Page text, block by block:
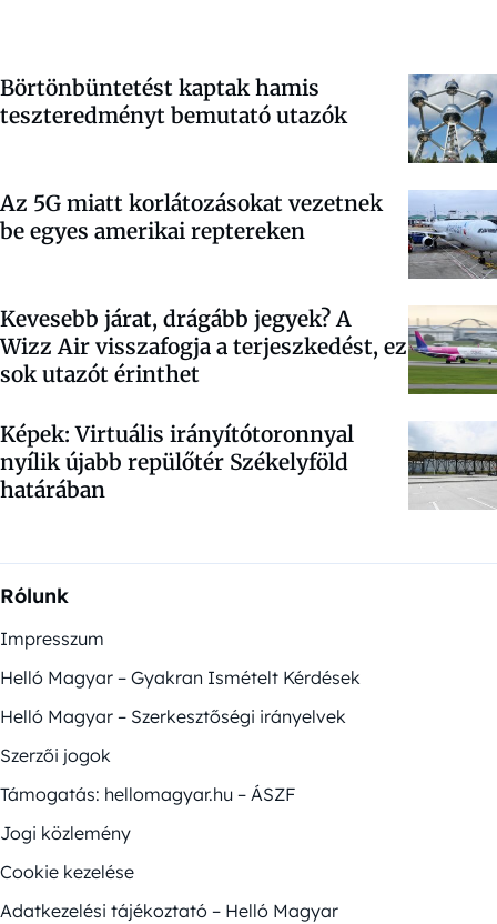
Börtönbüntetést kaptak hamis
teszteredményt bemutató utazók
Az 5G miatt korlátozásokat vezetnek
be egyes amerikai reptereken
Kevesebb járat, drágább jegyek? A
Wizz Air visszafogja a terjeszkedést, ez
sok utazót érinthet
Képek: Virtuális irányítótoronnyal
nyílik újabb repülőtér Székelyföld
határában
Rólunk
Impresszum
Helló Magyar – Gyakran Ismételt Kérdések
Helló Magyar – Szerkesztőségi irányelvek
Szerzői jogok
Támogatás: hellomagyar.hu – ÁSZF
Jogi közlemény
Cookie kezelése
Adatkezelési tájékoztató – Helló Magyar